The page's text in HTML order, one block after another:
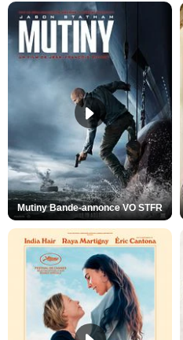
Mutiny Bande-annonce VO STFR